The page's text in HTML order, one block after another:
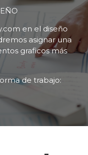
en el diseño
asignar una
graficos más
de trabajo: